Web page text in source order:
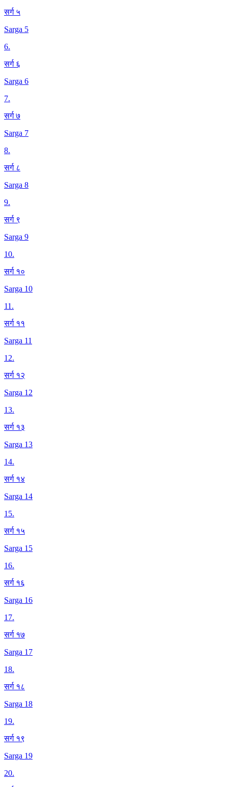
सर्ग ५
Sarga 5
6.
सर्ग ६
Sarga 6
7.
सर्ग ७
Sarga 7
8.
सर्ग ८
Sarga 8
9.
सर्ग ९
Sarga 9
10.
सर्ग १०
Sarga 10
11.
सर्ग ११
Sarga 11
12.
सर्ग १२
Sarga 12
13.
सर्ग १३
Sarga 13
14.
सर्ग १४
Sarga 14
15.
सर्ग १५
Sarga 15
16.
सर्ग १६
Sarga 16
17.
सर्ग १७
Sarga 17
18.
सर्ग १८
Sarga 18
19.
सर्ग १९
Sarga 19
20.